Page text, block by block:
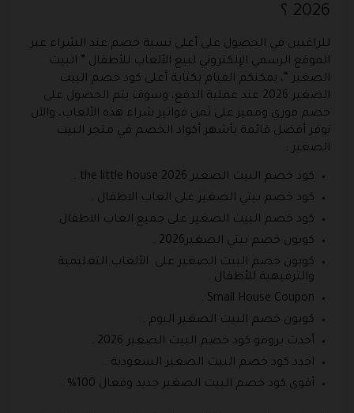
2026 ؟
للراغبين في الحصول على أعلى نسبة خصم عند الشراء عبر
الموقع الرسمي الإلكتروني لبيع الألعاب للأطفال ” البيت
الصغير “، يمكنكم القيام بكتابة أعلى كود خصم البيت
الصغير 2026 عند عملية الدفع، وسوف يتم الحصول على
خصم فوري ومميز على ثمن فواتير شراء هذه الألعاب، والآن
نوفر أفضل قائمة بأشهر أكواد الخصم في متجر البيت
الصغير :
كود خصم البيت الصغير the little house 2026 .
كود خصم بيتي الصغير على العاب الاطفال .
كود خصم البيت الصغير على جميع العاب الاطفال.
كوبون خصم بيتي الصغير2026 .
كوبون خصم البيت الصغير على الألعاب التعليمية
والترفيهية للأطفال .
Small House Coupon .
كوبون خصم البيت الصغير اليوم .
أحدث برومو كود خصم البيت الصغير 2026 .
اجدد كود خصم البيت الصغير السعودية .
أقوى كود خصم البيت الصغير جديد وفعال 100% .